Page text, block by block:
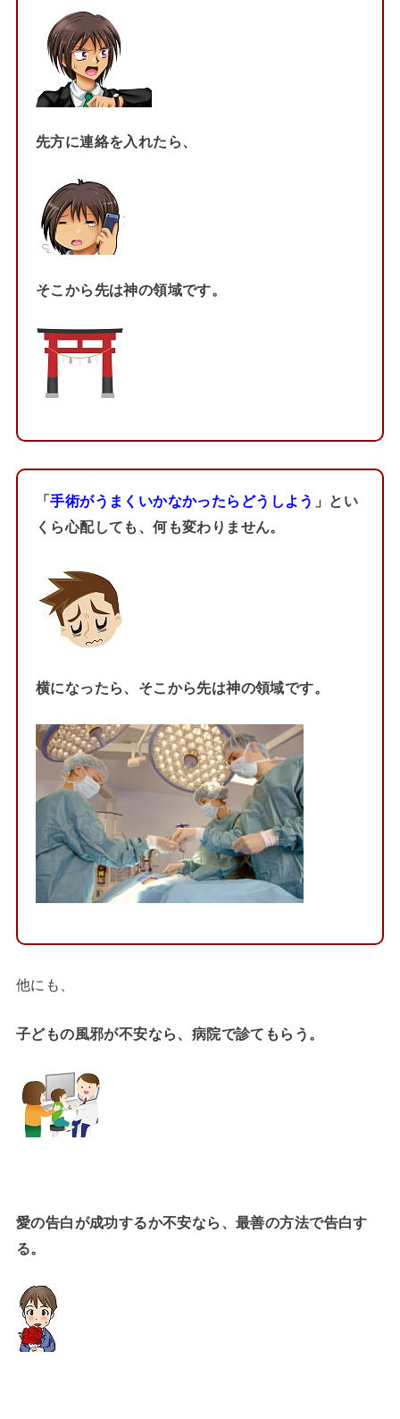
先方に連絡を入れたら、
そこから先は神の領域です。
「手術がうまくいかなかったらどうしよう 」とい
くら心配しても、何も変わりません。
横になったら、そこから先は神の領域です。
他にも、
子どもの風邪が不安なら、病院で診てもらう。
愛の告白が成功するか不安なら、最善の方法で告白す
る。